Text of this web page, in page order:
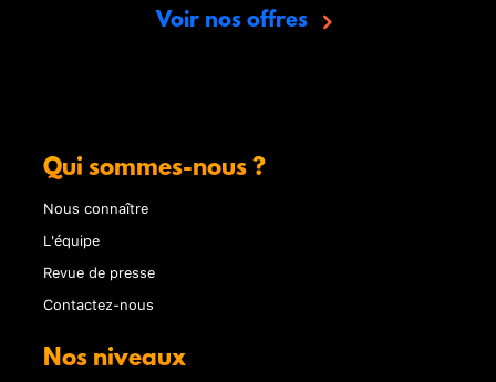
Voir nos offres
Qui sommes-nous ?
Nous connaître
L'équipe
Revue de presse
Contactez-nous
Nos niveaux